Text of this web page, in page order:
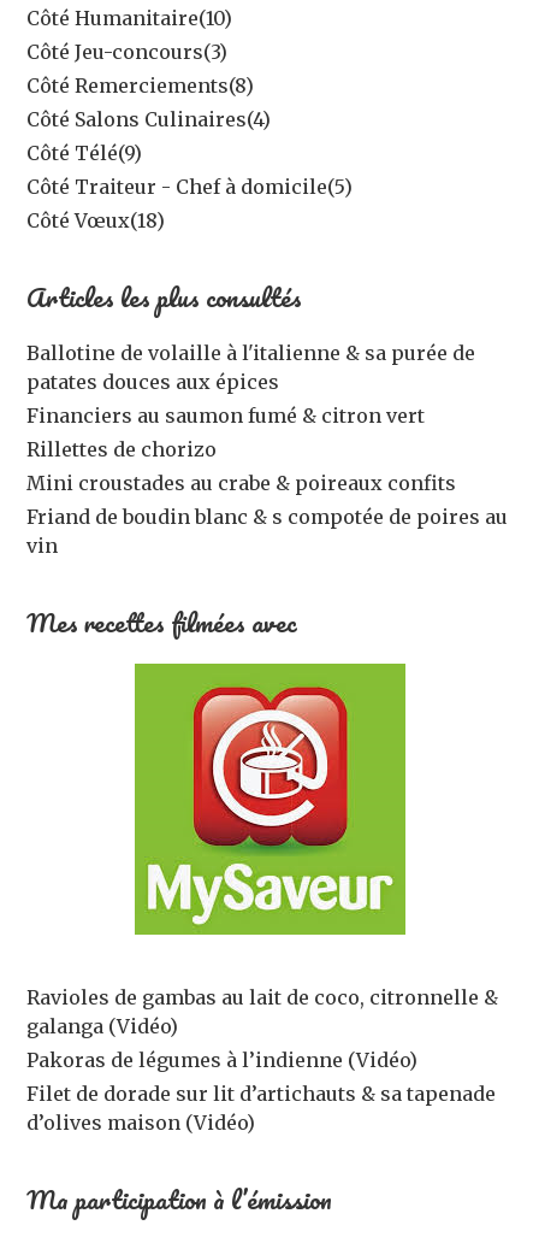
Côté Humanitaire(10)
Côté Jeu-concours(3)
Côté Remerciements(8)
Côté Salons Culinaires(4)
Côté Télé(9)
Côté Traiteur - Chef à domicile(5)
Côté Vœux(18)
Articles les plus consultés
Ballotine de volaille à l'italienne & sa purée de
patates douces aux épices
Financiers au saumon fumé & citron vert
Rillettes de chorizo
Mini croustades au crabe & poireaux confits
Friand de boudin blanc & s compotée de poires au
vin
Mes recettes filmées avec
Ravioles de gambas au lait de coco, citronnelle &
galanga (Vidéo)
Pakoras de légumes à l’indienne (Vidéo)
Filet de dorade sur lit d’artichauts & sa tapenade
d’olives maison (Vidéo)
Ma participation à l’émission